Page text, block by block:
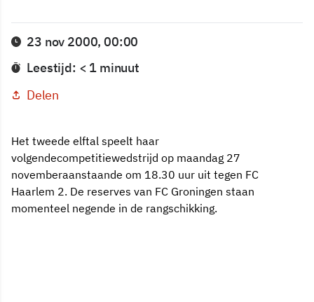
23 nov 2000, 00:00
Leestijd: < 1 minuut
Delen
Het tweede elftal speelt haar
volgendecompetitiewedstrijd op maandag 27
novemberaanstaande om 18.30 uur uit tegen FC
Haarlem 2. De reserves van FC Groningen staan
momenteel negende in de rangschikking.